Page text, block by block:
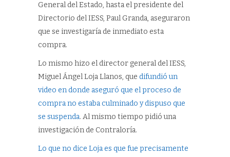
General del Estado, hasta el presidente del
Directorio del IESS, Paul Granda, aseguraron
que se investigaría de inmediato esta
compra.
Lo mismo hizo el director general del IESS,
Miguel Ángel Loja Llanos, que difundió un
video en donde aseguró que el proceso de
compra no estaba culminado y dispuso que
se suspenda. Al mismo tiempo pidió una
investigación de Contraloría.
Lo que no dice Loja es que fue precisamente